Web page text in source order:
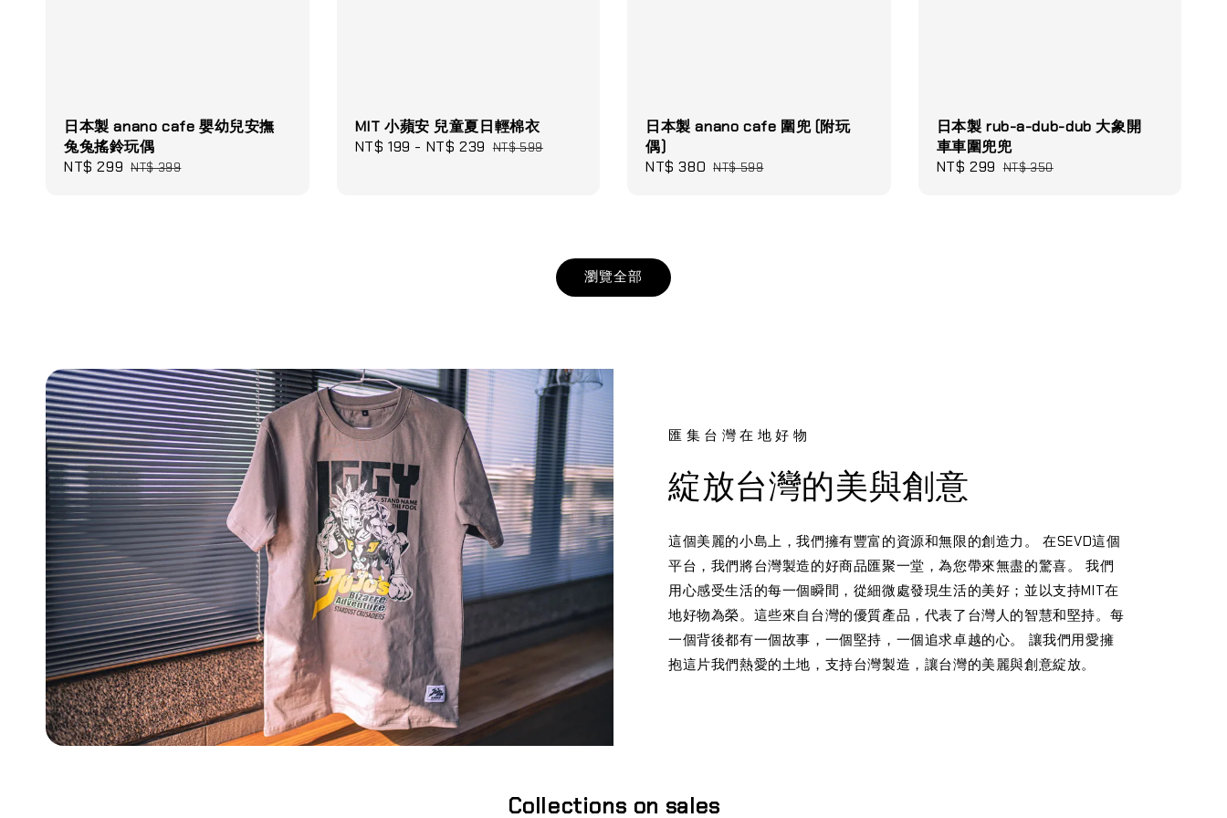
日本製 anano cafe 嬰幼兒安撫
兔兔搖鈴玩偶
Sale
NT$ 299 Regular
NT$ 399
MIT 小蘋安 兒童夏日輕棉衣
Sale
NT$ 199 - NT$ 239 Regular
NT$ 599
日本製 anano cafe 圍兜 (附玩
偶)
Sale
NT$ 380 Regular
NT$ 599
日本製 rub-a-dub-dub 大象開
車車圍兜兜
Sale
NT$ 299 Regular
NT$ 350
瀏覽全部
匯集台灣在地好物
綻放台灣的美與創意
這個美麗的小島上，我們擁有豐富的資源和無限的創造力。 在SEVD這個
平台，我們將台灣製造的好商品匯聚一堂，為您帶來無盡的驚喜。 我們
用心感受生活的每一個瞬間，從細微處發現生活的美好；並以支持MIT在
地好物為榮。這些來自台灣的優質產品，代表了台灣人的智慧和堅持。每
一個背後都有一個故事，一個堅持，一個追求卓越的心。 讓我們用愛擁
抱這片我們熱愛的土地，支持台灣製造，讓台灣的美麗與創意綻放。
Collections on sales